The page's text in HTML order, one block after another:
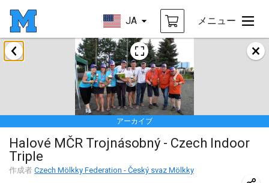
JA メニュー
アーカイブ
Halové MČR Trojnásobný - Czech Indoor
Triple
作成者 Czech Mölkky Federation - Český svaz Mölkky
2018年1月
Open des rois de Mölkky
2018年1月21日|フランス
Individuel du Garo
2018年1月21日|フランス
Tournoi d'Hiver